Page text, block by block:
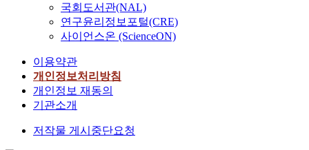
국회도서관(NAL)
연구윤리정보포털(CRE)
사이언스온 (ScienceON)
이용약관
개인정보처리방침
개인정보 재동의
기관소개
저작물 게시중단요청